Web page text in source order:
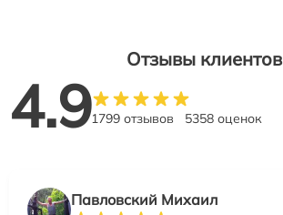
Отзывы клиентов
4.91799 отзывов 5358 оценок
Павловский Михаил